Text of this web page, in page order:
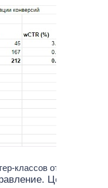
классов от топовых
Цена